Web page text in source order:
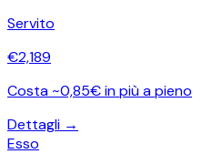
Servito
€2,189
Costa ~0,85€ in più a pieno
Dettagli →
Esso